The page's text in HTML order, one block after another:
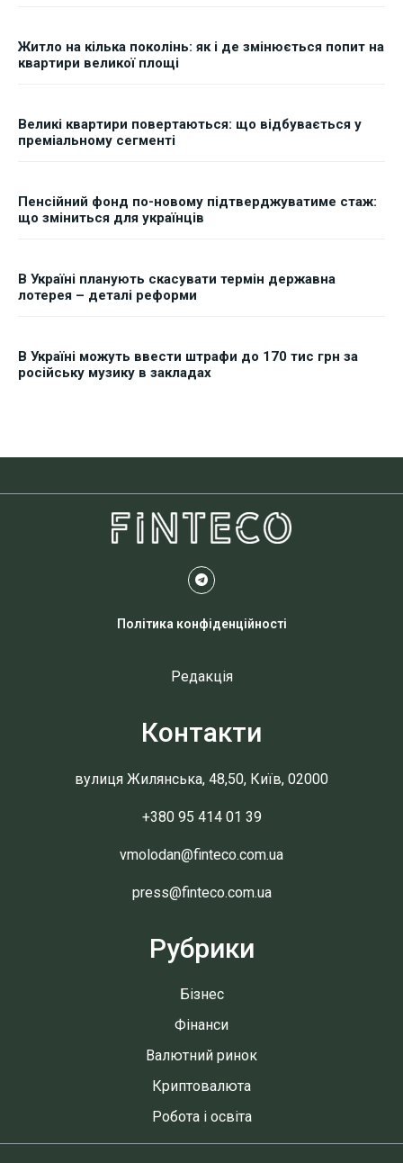
Житло на кілька поколінь: як і де змінюється попит на
квартири великої площі
Великі квартири повертаються: що відбувається у
преміальному сегменті
Пенсійний фонд по-новому підтверджуватиме стаж:
що зміниться для українців
В Україні планують скасувати термін державна
лотерея – деталі реформи
В Україні можуть ввести штрафи до 170 тис грн за
російську музику в закладах
Політика конфіденційності
Редакція
Контакти
вулиця Жилянська, 48,50, Київ, 02000
+380 95 414 01 39
vmolodan@finteco.com.ua
press@finteco.com.ua
Рубрики
Бізнес
Фінанси
Валютний ринок
Криптовалюта
Робота і освіта